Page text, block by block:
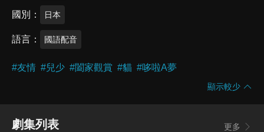
國別 日本
語言 國語配音
#友情 #兒少 #闔家觀賞 #貓 #哆啦A夢
顯示較少
劇集列表 更多